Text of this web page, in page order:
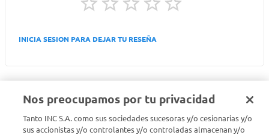
INICIA SESION PARA DEJAR TU RESEÑA
Seguinos en :
Nos preocupamos por tu privacidad
Tanto INC S.A. como sus sociedades sucesoras y/o cesionarias y/o
sus accionistas y/o controlantes y/o controladas almacenan y/o